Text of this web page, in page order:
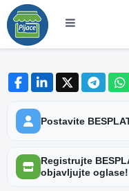
Postavite
Registrujte
objavljujte oglase!